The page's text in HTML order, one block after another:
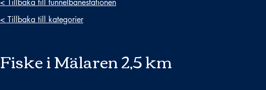
< Tillbaka till kategorier
Fiske i Mälaren 2,5 km